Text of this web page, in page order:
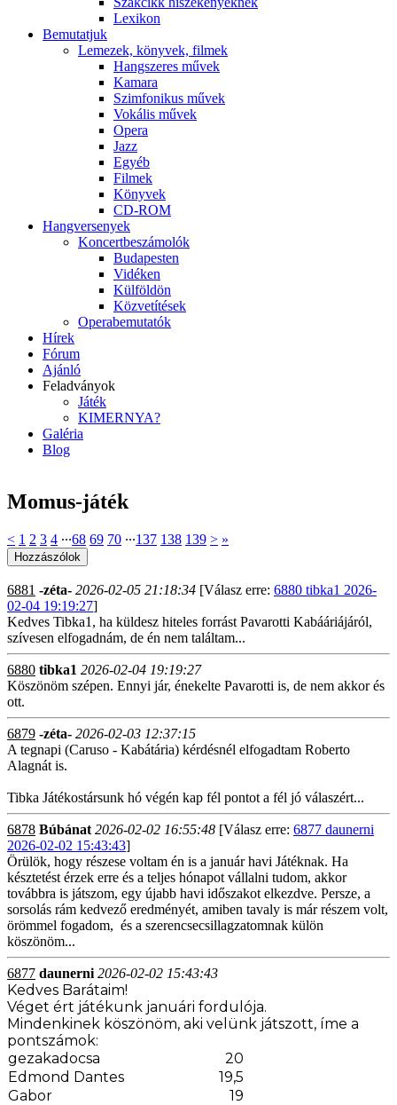
Lexikon
Bemutatjuk
Lemezek, könyvek, filmek
Hangszeres művek
Kamara
Szimfonikus művek
Vokális művek
Opera
Jazz
Egyéb
Filmek
Könyvek
CD-ROM
Hangversenyek
Koncertbeszámolók
Budapesten
Vidéken
Külföldön
Közvetítések
Operabemutatók
Hírek
Fórum
Ajánló
Feladványok
Játék
KIMERNYA?
Galéria
Blog
Momus-játék
< 1 2 3 4 ∙∙∙68 69 70 ∙∙∙137 138 139 > »
6881 -zéta- 2026-02-05 21:18:34 [Válasz erre: 6880 tibka1 2026-
02-04 19:19:27]
Kedves Tibka1, ha küldesz hiteles forrást Pavarotti Kabááriájáról,
szívesen elfogadnám, de én nem találtam...
6880 tibka1 2026-02-04 19:19:27
Köszönöm szépen. Ennyi jár, énekelte Pavarotti is, de nem akkor és
ott.
6879 -zéta- 2026-02-03 12:37:15
A tegnapi (Caruso - Kabátária) kérdésnél elfogadtam Roberto
Alagnát is.
Tibka Játékostársunk hó végén kap fél pontot a fél jó válaszért...
6878 Búbánat 2026-02-02 16:55:48 [Válasz erre: 6877 daunerni
2026-02-02 15:43:43]
Örülök, hogy részese voltam én is a január havi Játéknak. Ha
késztetést érzek erre és a teljes hónapot vállalni tudom, akkor
továbbra is játszom, egy újabb havi időszakot elkezdve. Persze, a
sorsolás rám kedvező eredményét, amiben tavaly is már részem volt,
örömmel fogadom, és a szerencsecsillagzatomnak külön
köszönöm...
6877 daunerni 2026-02-02 15:43:43
Kedves Barátaim!
Véget ért játékunk januári fordulója.
Mindenkinek köszönöm, aki velünk játszott, íme a
pontszámok:
gezakadocsa
20
Edmond Dantes
19,5
Gabor
19